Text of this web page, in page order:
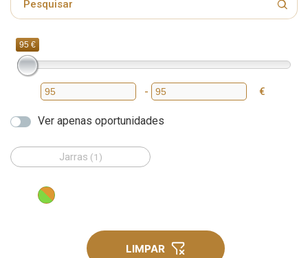
95 €
Preço mínimo
- Preço máximo €
Ver apenas oportunidades
Jarras (1)
LIMPAR